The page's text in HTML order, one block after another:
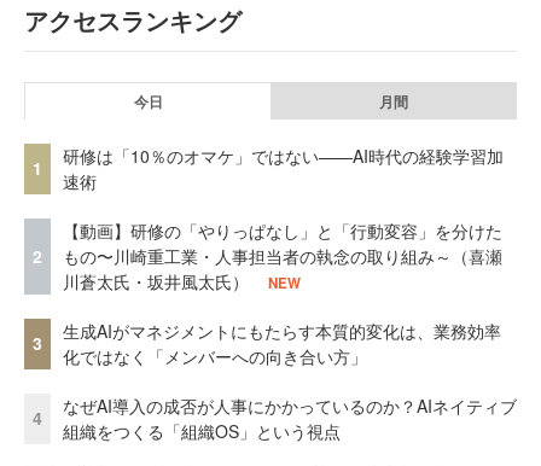
アクセスランキング
今日 月間
1
研修は「10％のオマケ」ではない——AI時代の経験学習加
速術
2
【動画】研修の「やりっぱなし」と「行動変容」を分けた
もの〜川崎重工業・人事担当者の執念の取り組み～（喜瀬
川蒼太氏・坂井風太氏）
NEW
3
生成AIがマネジメントにもたらす本質的変化は、業務効率
化ではなく「メンバーへの向き合い方」
4
なぜAI導入の成否が人事にかかっているのか？AIネイティブ
組織をつくる「組織OS」という視点